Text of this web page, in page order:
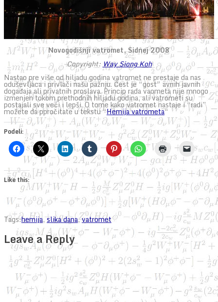
Novogodišnji vatromet, Sidnej 2008
Copyright: Way Siong Koh
Nastao pre više od hiljadu godina vatromet ne prestaje da nas
oduševljaca i privlači našu pažnju. Čest je “gost” avnih javnih
događaja ali privatnih proslava. Princip rada vaometa nije mnogo
izmenjen tokom prethodnih hiljadu godina, ali vatrometi su
postajali sve veći i lepši. O tome kako vatromet nastaje i “radi”
možete da ppročitate u tekstu “Hemija vatrometa“
Podeli:
Like this:
Tags:hemija,slika dana,vatromet
Leave a Reply